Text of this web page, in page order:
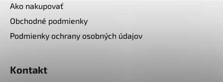
Ako nakupovať
Obchodné podmienky
Podmienky ochrany osobných údajov
Kontakt